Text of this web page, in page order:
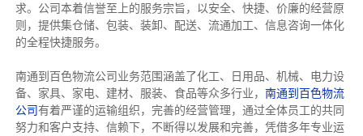
求。公司本着信誉至上的服务宗旨，以安全、快捷、价廉的经营原
则，提供集仓储、包装、装卸、配送、流通加工、信息咨询一体化
的全程快捷服务。
南通到百色物流公司业务范围涵盖了化工、日用品、机械、电力设
备、家具、家电、建材、服装、食品等众多行业， 南通到百色物流
公司有着严谨的运输组织，完善的经营管理，通过全体员工的共同
努力和客户支持、信赖下，不断得以发展和完善，凭借多年专业运